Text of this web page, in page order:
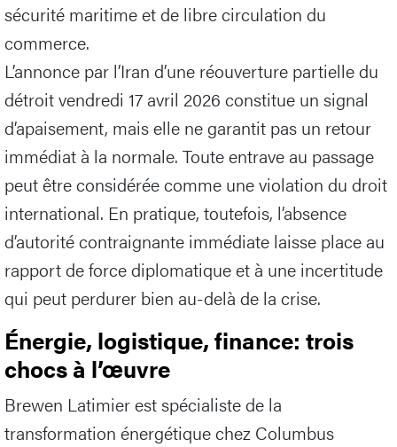
sécurité maritime et de libre circulation du
commerce.
L’annonce par l’Iran d’une réouverture partielle du
détroit vendredi 17 avril 2026 constitue un signal
d’apaisement, mais elle ne garantit pas un retour
immédiat à la normale. Toute entrave au passage
peut être considérée comme une violation du droit
international. En pratique, toutefois, l’absence
d’autorité contraignante immédiate laisse place au
rapport de force diplomatique et à une incertitude
qui peut perdurer bien au-delà de la crise.
Énergie, logistique, finance: trois
chocs à l’œuvre
Brewen Latimier est spécialiste de la
transformation énergétique chez Columbus